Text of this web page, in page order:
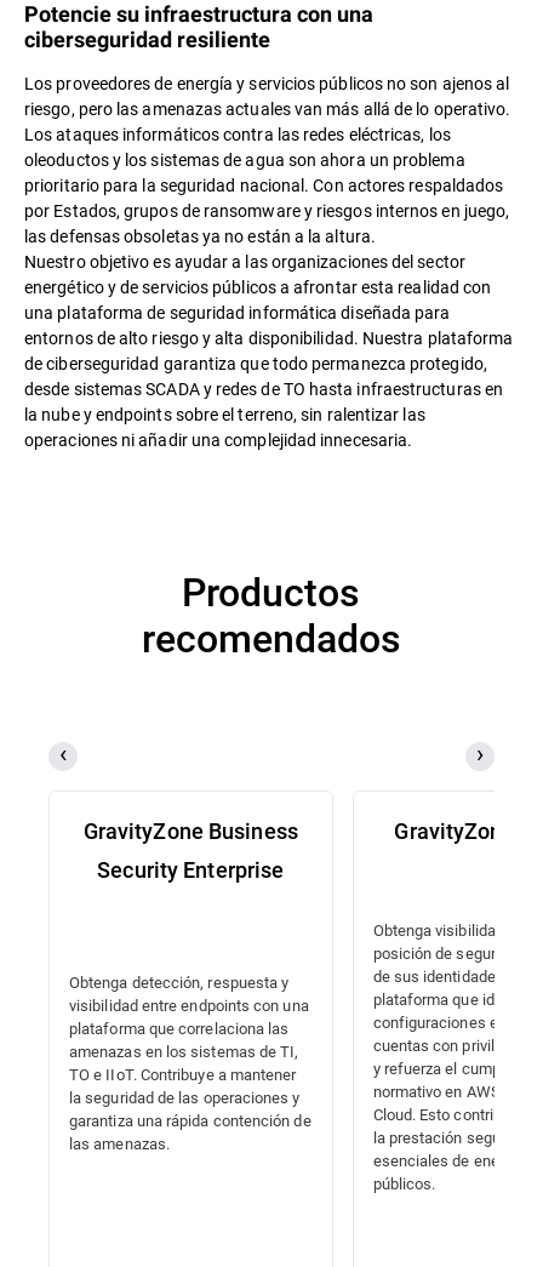
Potencie su infraestructura con una
ciberseguridad resiliente
Los proveedores de energía y servicios públicos no son ajenos al
riesgo, pero las amenazas actuales van más allá de lo operativo.
Los ataques informáticos contra las redes eléctricas, los
oleoductos y los sistemas de agua son ahora un problema
prioritario para la seguridad nacional. Con actores respaldados
por Estados, grupos de ransomware y riesgos internos en juego,
las defensas obsoletas ya no están a la altura.
Nuestro objetivo es ayudar a las organizaciones del sector
energético y de servicios públicos a afrontar esta realidad con
una plataforma de seguridad informática diseñada para
entornos de alto riesgo y alta disponibilidad. Nuestra plataforma
de ciberseguridad garantiza que todo permanezca protegido,
desde sistemas SCADA y redes de TO hasta infraestructuras en
la nube y endpoints sobre el terreno, sin ralentizar las
operaciones ni añadir una complejidad innecesaria.
Productos
recomendados
GravityZone Business
Security Enterprise
Obtenga detección, respuesta y
visibilidad entre endpoints con una
plataforma que correlaciona las
amenazas en los sistemas de TI,
TO e IIoT. Contribuye a mantener
la seguridad de las operaciones y
garantiza una rápida contención de
las amenazas.
GravityZone
Obtenga visibilidad
posición de seguridad
de sus identidades
plataforma que
configuraciones
cuentas con privilegios
y refuerza el
normativo en AWS,
Cloud. Esto contribuye
la prestación segura de
esenciales de energía y
públicos.